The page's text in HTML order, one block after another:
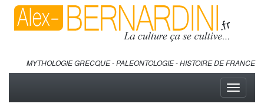
MYTHOLOGIE GRECQUE - PALEONTOLOGIE - HISTOIRE DE FRANCE
Toggle